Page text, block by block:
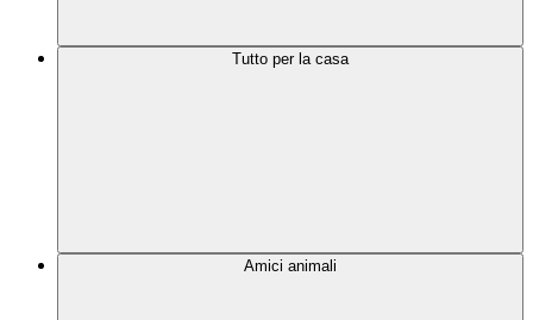
Tutto per la casa
Amici animali